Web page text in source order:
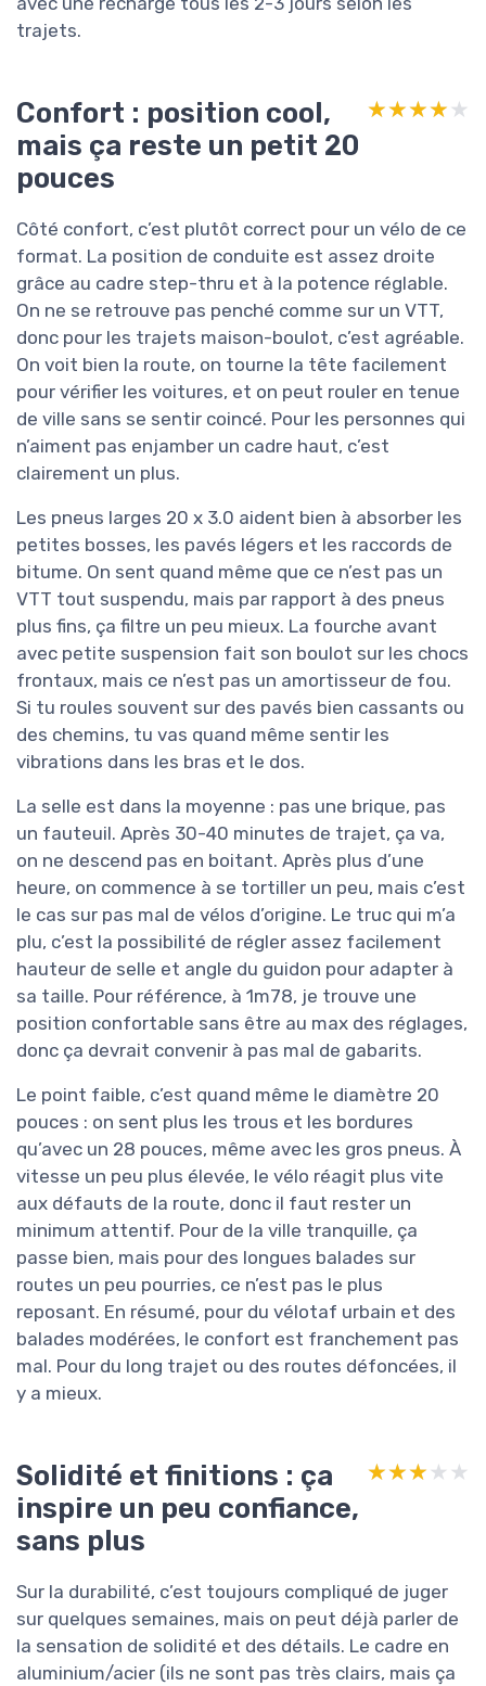
trajets.
Confort : position cool,
mais ça reste un petit 20
pouces
★★★★★
★★★★★
Côté confort, c’est plutôt correct pour un vélo de ce
format. La position de conduite est assez droite
grâce au cadre step-thru et à la potence réglable.
On ne se retrouve pas penché comme sur un VTT,
donc pour les trajets maison-boulot, c’est agréable.
On voit bien la route, on tourne la tête facilement
pour vérifier les voitures, et on peut rouler en tenue
de ville sans se sentir coincé. Pour les personnes qui
n’aiment pas enjamber un cadre haut, c’est
clairement un plus.
Les pneus larges 20 x 3.0 aident bien à absorber les
petites bosses, les pavés légers et les raccords de
bitume. On sent quand même que ce n’est pas un
VTT tout suspendu, mais par rapport à des pneus
plus fins, ça filtre un peu mieux. La fourche avant
avec petite suspension fait son boulot sur les chocs
frontaux, mais ce n’est pas un amortisseur de fou.
Si tu roules souvent sur des pavés bien cassants ou
des chemins, tu vas quand même sentir les
vibrations dans les bras et le dos.
La selle est dans la moyenne : pas une brique, pas
un fauteuil. Après 30-40 minutes de trajet, ça va,
on ne descend pas en boitant. Après plus d’une
heure, on commence à se tortiller un peu, mais c’est
le cas sur pas mal de vélos d’origine. Le truc qui m’a
plu, c’est la possibilité de régler assez facilement
hauteur de selle et angle du guidon pour adapter à
sa taille. Pour référence, à 1m78, je trouve une
position confortable sans être au max des réglages,
donc ça devrait convenir à pas mal de gabarits.
Le point faible, c’est quand même le diamètre 20
pouces : on sent plus les trous et les bordures
qu’avec un 28 pouces, même avec les gros pneus. À
vitesse un peu plus élevée, le vélo réagit plus vite
aux défauts de la route, donc il faut rester un
minimum attentif. Pour de la ville tranquille, ça
passe bien, mais pour des longues balades sur
routes un peu pourries, ce n’est pas le plus
reposant. En résumé, pour du vélotaf urbain et des
balades modérées, le confort est franchement pas
mal. Pour du long trajet ou des routes défoncées, il
y a mieux.
Solidité et finitions : ça
inspire un peu confiance,
sans plus
★★★★★
★★★★★
Sur la durabilité, c’est toujours compliqué de juger
sur quelques semaines, mais on peut déjà parler de
la sensation de solidité et des détails. Le cadre en
aluminium/acier (ils ne sont pas très clairs, mais ça